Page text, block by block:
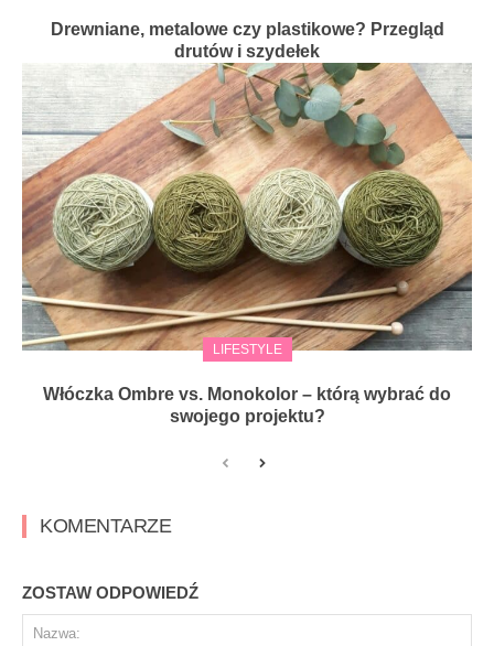
Drewniane, metalowe czy plastikowe? Przegląd
drutów i szydełek
LIFESTYLE
Włóczka Ombre vs. Monokolor – którą wybrać do
swojego projektu?
KOMENTARZE
ZOSTAW ODPOWIEDŹ